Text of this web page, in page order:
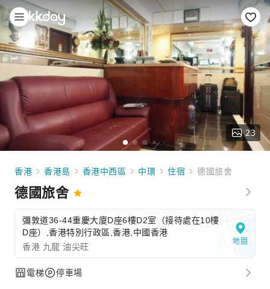
23
香港 香港島 香港中西區 中環 住宿 德國旅舍
德國旅舍
彌敦道36-44重慶大廈D座6樓D2室（接待處在10樓
D座）,香港特別行政區,香港,中國香港
香港 九龍 油尖旺
地圖
電梯 停車場